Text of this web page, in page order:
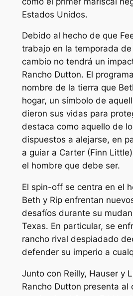
Estados Unidos.
Debido al hecho de que
trabajo en la temporada
cambio no tendrá un
Rancho Dutton. El
nombre de la tierra que
hogar, un símbolo de
dieron sus vidas para
destaca como aquello de
dispuestos a alejarse, en
a guiar a Carter (Finn
el hombre que debe ser.
El spin-off se centra en el
Beth y Rip enfrentan
desafíos durante su
Texas. En particular, se
rancho rival despiadado
defender su imperio a
Junto con Reilly, Hauser y
Rancho Dutton presenta al